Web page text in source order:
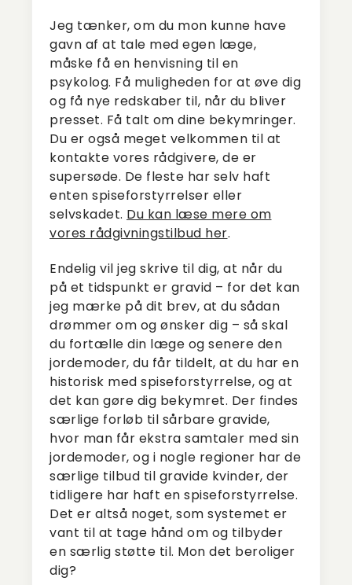
Jeg tænker, om du mon kunne have
gavn af at tale med egen læge,
måske få en henvisning til en
psykolog. Få muligheden for at øve dig
og få nye redskaber til, når du bliver
presset. Få talt om dine bekymringer.
Du er også meget velkommen til at
kontakte vores rådgivere, de er
supersøde. De fleste har selv haft
enten spiseforstyrrelser eller
selvskadet. Du kan læse mere om
vores rådgivningstilbud her.
Endelig vil jeg skrive til dig, at når du
på et tidspunkt er gravid – for det kan
jeg mærke på dit brev, at du sådan
drømmer om og ønsker dig – så skal
du fortælle din læge og senere den
jordemoder, du får tildelt, at du har en
historisk med spiseforstyrrelse, og at
det kan gøre dig bekymret. Der findes
særlige forløb til sårbare gravide,
hvor man får ekstra samtaler med sin
jordemoder, og i nogle regioner har de
særlige tilbud til gravide kvinder, der
tidligere har haft en spiseforstyrrelse.
Det er altså noget, som systemet er
vant til at tage hånd om og tilbyder
en særlig støtte til. Mon det beroliger
dig?